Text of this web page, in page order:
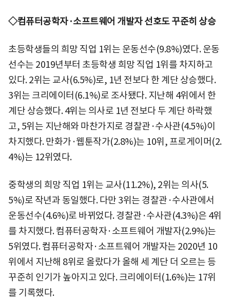
◇컴퓨터공학자·소프트웨어 개발자 선호도 꾸준히 상승
초등학생들의 희망 직업 1위는 운동선수(9.8%)였다. 운동
선수는 2019년부터 초등학생 희망 직업 1위를 차지하고
있다. 2위는 교사(6.5%)로, 1년 전보다 한 계단 상승했다.
3위는 크리에이터(6.1%)로 조사됐다. 지난해 4위에서 한
계단 상승했다. 4위는 의사로 1년 전보다 두 계단 하락했
고, 5위는 지난해와 마찬가지로 경찰관·수사관(4.5%)이
차지했다. 만화가·웹툰작가(2.8%)는 10위, 프로게이머(2.
4%)는 12위였다.
중학생의 희망 직업 1위는 교사(11.2%), 2위는 의사(5.
5%)로 작년과 동일했다. 다만 3위는 경찰관·수사관에서
운동선수(4.6%)로 바뀌었다. 경찰관·수사관(4.3%)은 4위
를 차지했다. 컴퓨터공학자·소프트웨어 개발자(2.9%)는
5위였다. 컴퓨터공학자·소프트웨어 개발자는 2020년 10
위에서 지난해 8위로 올랐다가 올해 세 계단 더 오르는 등
꾸준히 인기가 높아지고 있다. 크리에이터(1.6%)는 17위
를 기록했다.